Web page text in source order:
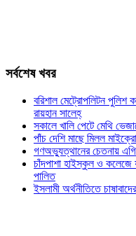
সর্বশেষ খবর
বরিশাল মেট্রোপলিটন
রায়হান সালেহ্
সকালে খালি পেটে মেথি
পাঁচ দেশি মাছে মিলল
গণঅভ্যুত্থানের চেতনায়
চাঁদপাশা হাইস্কুল ও কলেজে
পালিত
ইসলামী অর্থনীতিতে